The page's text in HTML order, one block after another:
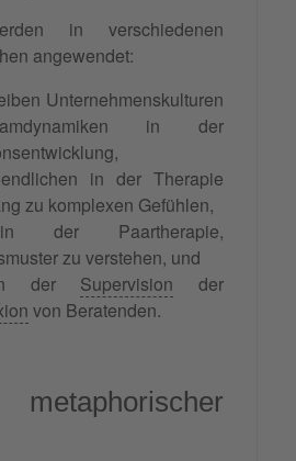
in verschiedenen
angewendet:
Unternehmenskulturen
in der
in der Therapie
zu komplexen Gefühlen,
der Paartherapie,
zu verstehen, und
der Supervision der
von Beratenden.